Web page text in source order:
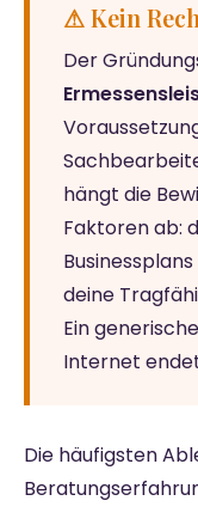
⚠ Kein
Der
hängt die
Faktoren ab:
deine
Ein
Internet
Die häufigsten